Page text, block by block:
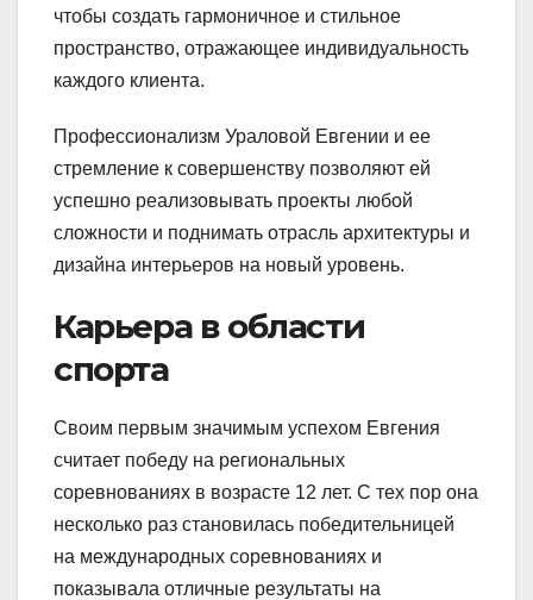
чтобы создать гармоничное и стильное
пространство, отражающее индивидуальность
каждого клиента.
Профессионализм Ураловой Евгении и ее
стремление к совершенству позволяют ей
успешно реализовывать проекты любой
сложности и поднимать отрасль архитектуры и
дизайна интерьеров на новый уровень.
Карьера в области
спорта
Своим первым значимым успехом Евгения
считает победу на региональных
соревнованиях в возрасте 12 лет. С тех пор она
несколько раз становилась победительницей
на международных соревнованиях и
показывала отличные результаты на